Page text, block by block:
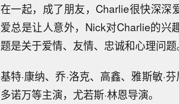
在一起，成了朋友，Charlie很快深深
爱总是让人意外，Nick对Charlie的
题是关于爱情、友情、忠诚和心理问题
基特·康纳、乔·洛克、高鑫、雅斯敏·
多诺万等主演，尤若斯·林恩导演。